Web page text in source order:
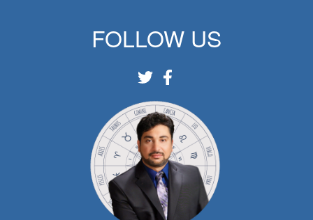
FOLLOW US